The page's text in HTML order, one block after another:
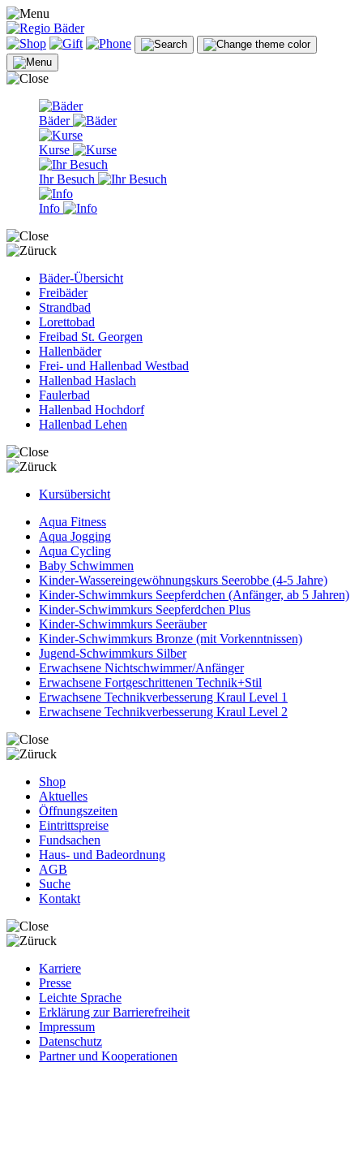
Bäder
Kurse
Ihr Besuch
Info
Bäder-Übersicht
Freibäder
Strandbad
Lorettobad
Freibad St. Georgen
Hallenbäder
Frei- und Hallenbad Westbad
Hallenbad Haslach
Faulerbad
Hallenbad Hochdorf
Hallenbad Lehen
Kursübersicht
Aqua Fitness
Aqua Jogging
Aqua Cycling
Baby Schwimmen
Kinder-Wassereingewöhnungskurs Seerobbe (4-5 Jahre)
Kinder-Schwimmkurs Seepferdchen (Anfänger, ab 5 Jahren)
Kinder-Schwimmkurs Seepferdchen Plus
Kinder-Schwimmkurs Seeräuber
Kinder-Schwimmkurs Bronze (mit Vorkenntnissen)
Jugend-Schwimmkurs Silber
Erwachsene Nichtschwimmer/Anfänger
Erwachsene Fortgeschrittenen Technik+Stil
Erwachsene Technikverbesserung Kraul Level 1
Erwachsene Technikverbesserung Kraul Level 2
Shop
Aktuelles
Öffnungszeiten
Eintrittspreise
Fundsachen
Haus- und Badeordnung
AGB
Suche
Kontakt
Karriere
Presse
Leichte Sprache
Erklärung zur Barrierefreiheit
Impressum
Datenschutz
Partner und Kooperationen